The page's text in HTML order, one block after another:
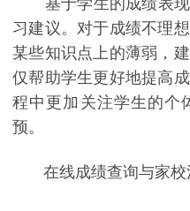
习建议。对于成绩不理
某些知识点上的薄弱，
仅帮助学生更好地提高
程中更加关注学生的个
预。
在线成绩查询与家校